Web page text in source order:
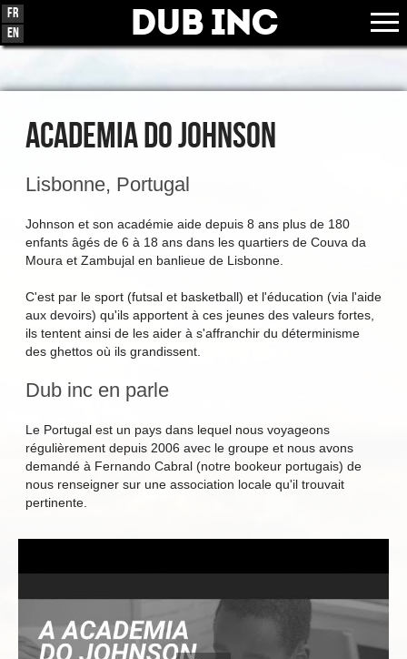
Dub Inc
Fr
En
Academia Do Johnson
Lisbonne, Portugal
Johnson et son académie aide depuis 8 ans plus de 180
enfants âgés de 6 à 18 ans dans les quartiers de Couva da
Moura et Zambujal en banlieue de Lisbonne.
C'est par le sport (futsal et basketball) et l'éducation (via l'aide
aux devoirs) qu'ils apportent à ces jeunes des valeurs fortes,
ils tentent ainsi de les aider à s'affranchir du déterminisme
des ghettos où ils grandissent.
Dub inc en parle
Le Portugal est un pays dans lequel nous voyageons
régulièrement depuis 2006 avec le groupe et nous avons
demandé à Fernando Cabral (notre bookeur portugais) de
nous renseigner sur une association locale qu'il trouvait
pertinente.